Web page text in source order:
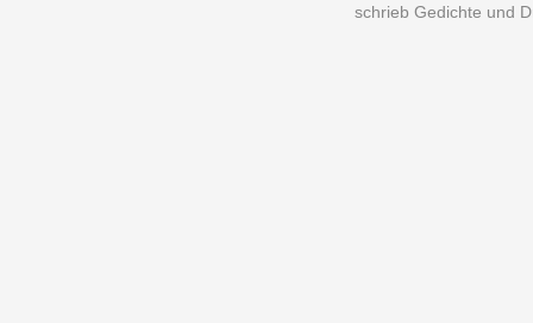
schrieb Gedichte und